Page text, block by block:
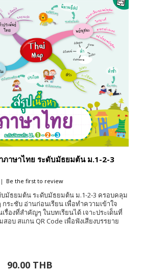
ภาษาไทย ระดับมัธยมต้น ม.1-2-3
| Be the first to review
มัธยมต้น ระดับมัธยมต้น ม.1-2-3 ครอบคลุม
กระชับ อ่านก่อนเรียน เพื่อทำความเข้าใจ
รื่องที่สำคัญๆ ในบทเรียนได้ เจาะประเด็นที่
อบ สแกน QR Code เพื่อฟังเสียงบรรยาย
90.00 THB